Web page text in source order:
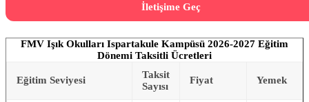
İletişime Geç
FMV Işık Okulları Ispartakule Kampüsü 2026-2027 Eğitim
Dönemi Taksitli Ücretleri
Eğitim Seviyesi
Taksit
Sayısı
Fiyat Yemek